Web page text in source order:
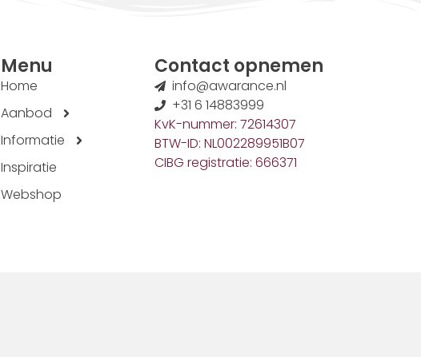
Menu
Home
Aanbod
Informatie
Inspiratie
Webshop
Contact opnemen
info@awarance.nl
+31 6 14883999
KvK-nummer: 72614307
BTW-ID: NL002289951B07
CIBG registratie: 666371